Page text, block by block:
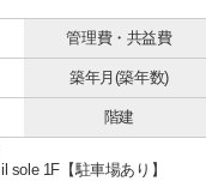
管理費・共益費
築年月(築年数)
階建
1F【駐車場あり】